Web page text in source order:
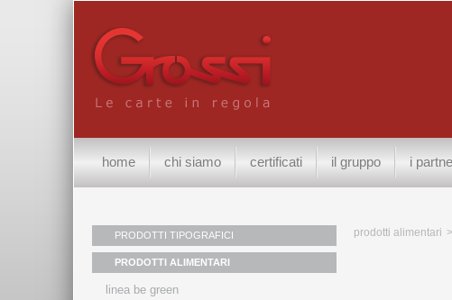
home chi siamo certificati il gruppo i
PRODOTTI TIPOGRAFICI
PRODOTTI ALIMENTARI
linea be green
prodotti alimentari >